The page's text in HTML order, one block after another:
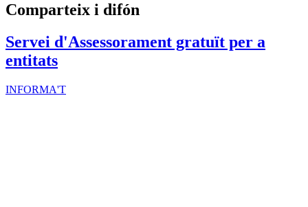
Comparteix i difón
Servei d'Assessorament gratuït per a
entitats
INFORMA'T